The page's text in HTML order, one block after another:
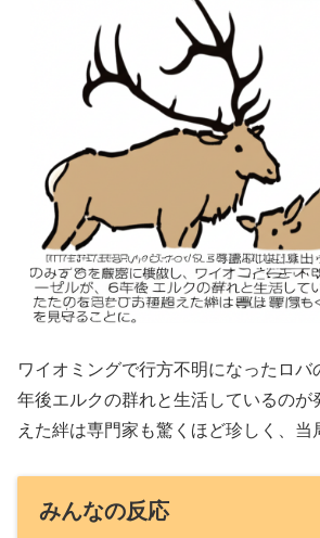
ワイオミングで行方不明になったロバ
年後エルクの群れと生活しているのが
えた絆は専門家も驚くほど珍しく、当
みんなの反応